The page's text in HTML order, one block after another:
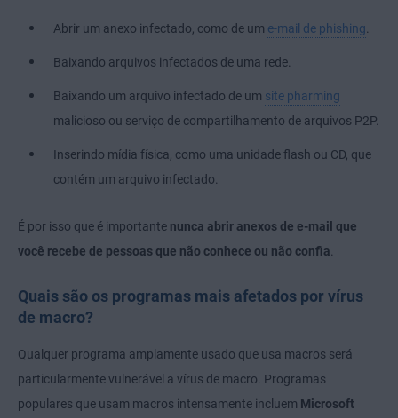
Abrir um anexo infectado, como de um e-mail de phishing.
Baixando arquivos infectados de uma rede.
Baixando um arquivo infectado de um site pharming
malicioso ou serviço de compartilhamento de arquivos P2P.
Inserindo mídia física, como uma unidade flash ou CD, que
contém um arquivo infectado.
É por isso que é importante nunca abrir anexos de e-mail que
você recebe de pessoas que não conhece ou não confia.
Quais são os programas mais afetados por vírus
de macro?
Qualquer programa amplamente usado que usa macros será
particularmente vulnerável a vírus de macro. Programas
populares que usam macros intensamente incluem Microsoft